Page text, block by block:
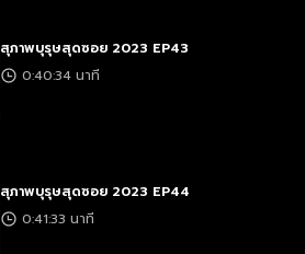
สุภาพบุรุษสุดซอย 2023 EP43
0:40:34 นาที
สุภาพบุรุษสุดซอย 2023 EP44
0:41:33 นาที